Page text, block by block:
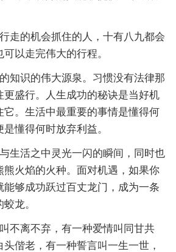
的机会抓住的人，十有八九都会
以走完伟大的行程。
识的伟大源泉。习惯没有法律那
更盛行。人生成功的秘诀是当好机
它。生活中最重要的事情是懂得何
懂得何时放弃利益。
活之中灵光一闪的瞬间，同时也
熊火焰的火种。面对机遇，如果你
能够成功跃过百丈龙门，成为一条
龙。
离不弃，有一种爱情叫同甘共
偕老，有一种誓言叫一生一世，